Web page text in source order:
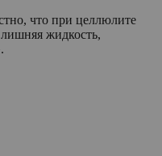
что при целлюлите
жидкость,